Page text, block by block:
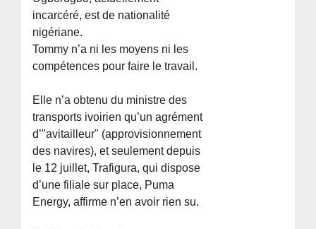
incarcéré, est de nationalité
nigériane.
Tommy n’a ni les moyens ni les
compétences pour faire le travail.
Elle n’a obtenu du ministre des
transports ivoirien qu’un agrément
d’"avitailleur" (approvisionnement
des navires), et seulement depuis
le 12 juillet, Trafigura, qui dispose
d’une filiale sur place, Puma
Energy, affirme n’en avoir rien su.